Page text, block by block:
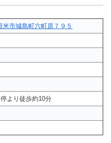
市城島町六町原７９５
より徒歩約10分